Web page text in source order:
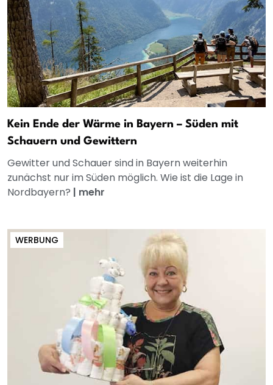
Kein Ende der Wärme in Bayern – Süden mit
Schauern und Gewittern
Gewitter und Schauer sind in Bayern weiterhin
zunächst nur im Süden möglich. Wie ist die Lage in
Nordbayern? | mehr
WERBUNG